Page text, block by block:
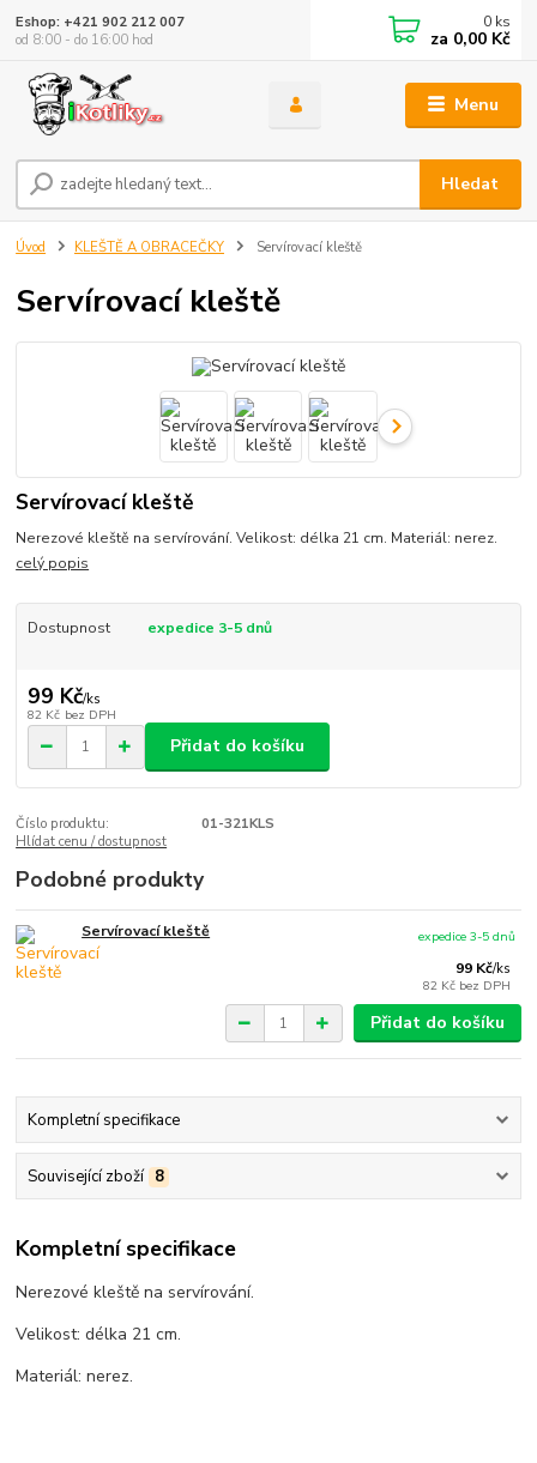
Menu
Hledat
Eshop: +421 902 212 007
od 8:00 - do 16:00 hod
0 ks
za 0,00 Kč
Úvod KLEŠTĚ A OBRACEČKY Servírovací kleště
Servírovací kleště
Servírovací kleště
Nerezové kleště na servírování. Velikost: délka 21 cm. Materiál: nerez.
celý popis
Dostupnost expedice 3-5 dnů
99 Kč/ks
82 Kč bez DPH
Přidat do košíku
Číslo produktu:
01-321KLS
Hlídat cenu / dostupnost
Podobné produkty
Servírovací kleště
99 Kč/ks
82 Kč bez DPH
expedice 3-5 dnů
Přidat do košíku
Kompletní specifikace
Související zboží 8
Kompletní specifikace
Nerezové kleště na servírování.
Velikost: délka 21 cm.
Materiál: nerez.